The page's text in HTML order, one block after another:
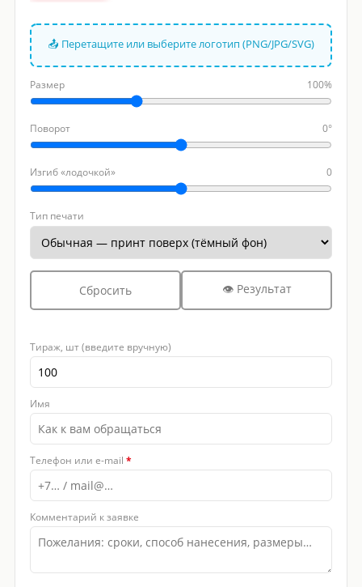
📤 Перетащите или выберите логотип (PNG/JPG/SVG)
Размер 100%
Поворот 0°
Изгиб «лодочкой» 0
Тип печати
Сбросить 👁 Результат
Тираж, шт (введите вручную)
Имя
Телефон или e-mail *
Комментарий к заявке